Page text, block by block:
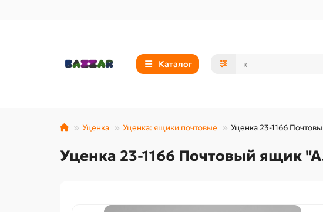
Каталог
Уценка Уценка: ящики почтовые Уценка 23-1166
Уценка 23-1166 Почтовый ящик